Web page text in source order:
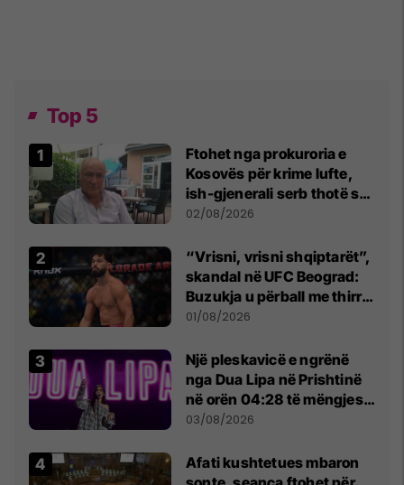
Top 5
Ftohet nga prokuroria e
Kosovës për krime lufte,
ish-gjenerali serb thotë se
dikush e tradhtoi në
02/08/2026
“Vrisni, vrisni shqiptarët”,
skandal në UFC Beograd:
Buzukja u përball me thirrje
anti-shqiptare nga
01/08/2026
Një pleskavicë e ngrënë
nga Dua Lipa në Prishtinë
në orën 04:28 të mëngjesit
- dhe bota digjitale serbe
03/08/2026
Afati kushtetues mbaron